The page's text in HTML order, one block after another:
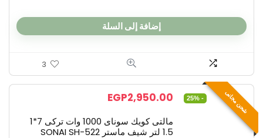
إضافة إلى السلة
3
شحن مجانى - 25%
EGP2,950.00
مالتى كويك سوناى 1000 وات تركى 7*1
1.5 لتر شيف ماستر SONAI SH-522